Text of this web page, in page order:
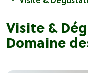
Visite &
Domaine